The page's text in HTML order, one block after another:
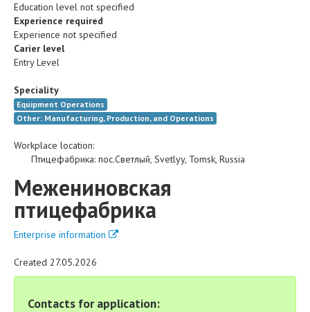
Education level not specified
Experience required
Experience not specified
Carier level
Entry Level
Speciality
Equipment Operations
Other: Manufacturing, Production, and Operations
Workplace location:
Птицефабрика: пос.Светлый, Svetlyy, Tomsk, Russia
Межениновская
птицефабрика
Enterprise information
Created 27.05.2026
Contacts for application: